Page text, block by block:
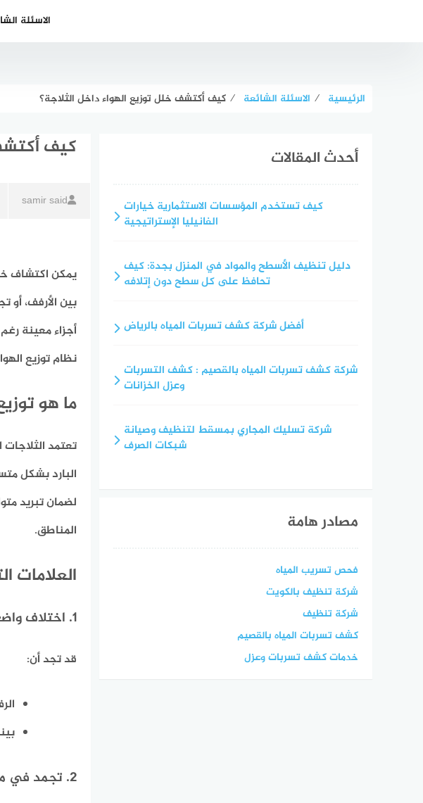
الاسئلة
الرئيسية ⁄ الاسئلة الشائعة ⁄ كيف أكتشف خلل توزيع الهواء داخل الثلاجة؟
كيف
samir said
يمكن اكتشاف
بين الأرفف،
أجزاء معينة
نظام توزيع
ما هو
البارد بشكل
لضمان تبريد
المناطق.
العلامات
1. اختلاف واضح في درجات الحرارة
قد تجد أن:
2. تجمد في مكان دون الآخر
أحدث المقالات
كيف تستخدم المؤسسات الاستثمارية خيارات
الفانيليا الإستراتيجية
دليل تنظيف الأسطح والمواد في المنزل بجدة: كيف
تحافظ على كل سطح دون إتلافه
أفضل شركة كشف تسربات المياه بالرياض
شركة كشف تسربات المياه بالقصيم : كشف التسربات
وعزل الخزانات
شركة تسليك المجاري بمسقط لتنظيف وصيانة
شبكات الصرف
مصادر هامة
فحص تسريب المياه
شركة تنظيف بالكويت
شركة تنظيف
كشف تسربات المياه بالقصيم
خدمات كشف تسربات وعزل